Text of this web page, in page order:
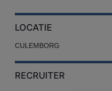
LOCATIE
CULEMBORG
RECRUITER